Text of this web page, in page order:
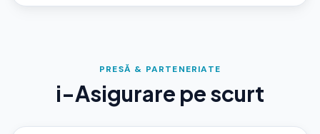
PRESĂ & PARTENERIATE
i-Asigurare pe scurt